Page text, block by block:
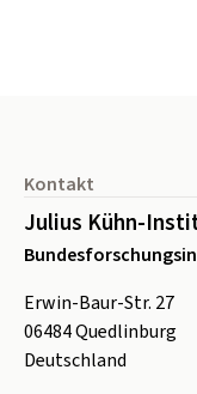
Kontakt
Julius Kühn-
Erwin-Baur-Str. 27
06484Quedlinburg
Deutschland